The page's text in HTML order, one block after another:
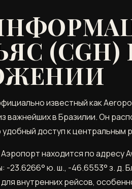
(CGH)
известный как
важнейших в Бразилии. Он
доступ к центральным
находится по адресу
-23.6266° ю. ш., -46.6553° з.
внутренних рейсов,